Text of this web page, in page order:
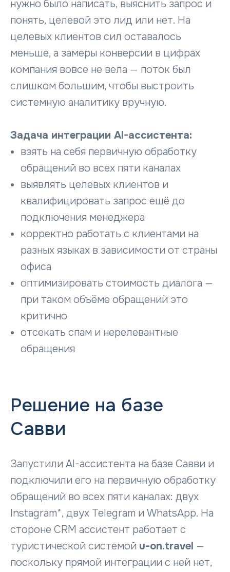
Наименование организации:
Бесщетников
Генеральный директор:
192019, г.
Юридический адрес:
Почтовый адрес: 192019, г.
Реквизиты компании ООО
нужно было написать, выяснить запрос и
понять, целевой это лид или нет. На
целевых клиентов сил оставалось
меньше, а замеры конверсии в цифрах
компания вовсе не вела — поток был
слишком большим, чтобы выстроить
системную аналитику вручную.
Задача интеграции AI-ассистента:
взять на себя первичную обработку
обращений во всех пяти каналах
выявлять целевых клиентов и
квалифицировать запрос ещё до
подключения менеджера
корректно работать с клиентами на
разных языках в зависимости от страны
офиса
оптимизировать стоимость диалога —
при таком объёме обращений это
критично
отсекать спам и нерелевантные
обращения
Решение на базе
Савви
Запустили AI-ассистента на базе Савви и
подключили его на первичную обработку
обращений во всех пяти каналах: двух
Instagram*, двух Telegram и WhatsApp. На
стороне CRM ассистент работает с
туристической системой u-on.travel —
поскольку прямой интеграции с ней нет,